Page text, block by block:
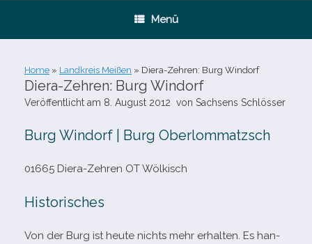
Menü
Home » Landkreis Meißen » Diera-​Zehren: Burg Windorf
Diera-​Zehren: Burg Windorf
Veröffentlicht am 8. August 2012 von Sachsens Schlösser
Burg Windorf | Burg Oberlommatzsch
01665 Diera-​Zehren OT Wölkisch
Historisches
Von der Burg ist heute nichts mehr erhal­ten. Es han­